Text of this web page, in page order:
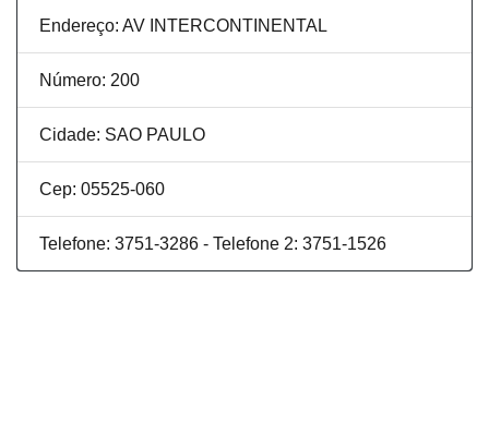
Endereço: AV INTERCONTINENTAL
Número: 200
Cidade: SAO PAULO
Cep: 05525-060
Telefone: 3751-3286 - Telefone 2: 3751-1526